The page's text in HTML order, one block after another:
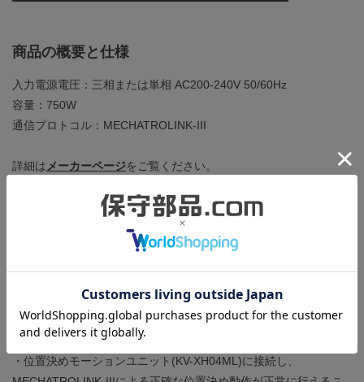
商品の概要と仕様
入力電源電圧：三相または単相 AC200-240V 50/60Hz
容量：750W
通信プロトコル：MECHATROLINK-III
詳細はメーカーページをご覧ください。
・モータ(SV2-B075AS)を接続し、SV2シリーズ設定ソフトウェア
の試運転機能を用いて、正確な位置決め動作ができること。ま
た、正常にパラメータの読み書きができること。
・位置決めモーションユニット(KV-XH04ML)に接続し、